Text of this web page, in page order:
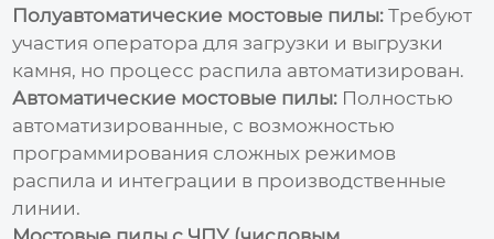
Полуавтоматические мостовые пилы: Требуют
участия оператора для загрузки и выгрузки
камня, но процесс распила автоматизирован.
Автоматические мостовые пилы: Полностью
автоматизированные, с возможностью
программирования сложных режимов
распила и интеграции в производственные
линии.